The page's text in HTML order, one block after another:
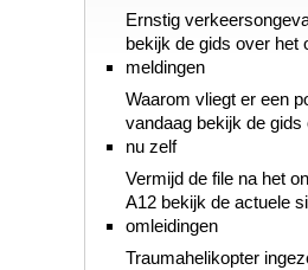
Ernstig
bekijk de gids over het
meldingen
Waarom vliegt er een
vandaag bekijk de gids
nu zelf
Vermijd de file na het
A12 bekijk de actuele
omleidingen
Traumahelikopter